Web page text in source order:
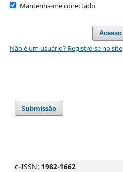
Mantenha-me conectado
Acesso
Não é um usuário? Registre-se no site
Submissão
e-ISSN: 1982-1662